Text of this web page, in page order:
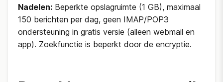
Nadelen: Beperkte opslagruimte (1 GB), maximaal
150 berichten per dag, geen IMAP/POP3
ondersteuning in gratis versie (alleen webmail en
app). Zoekfunctie is beperkt door de encryptie.